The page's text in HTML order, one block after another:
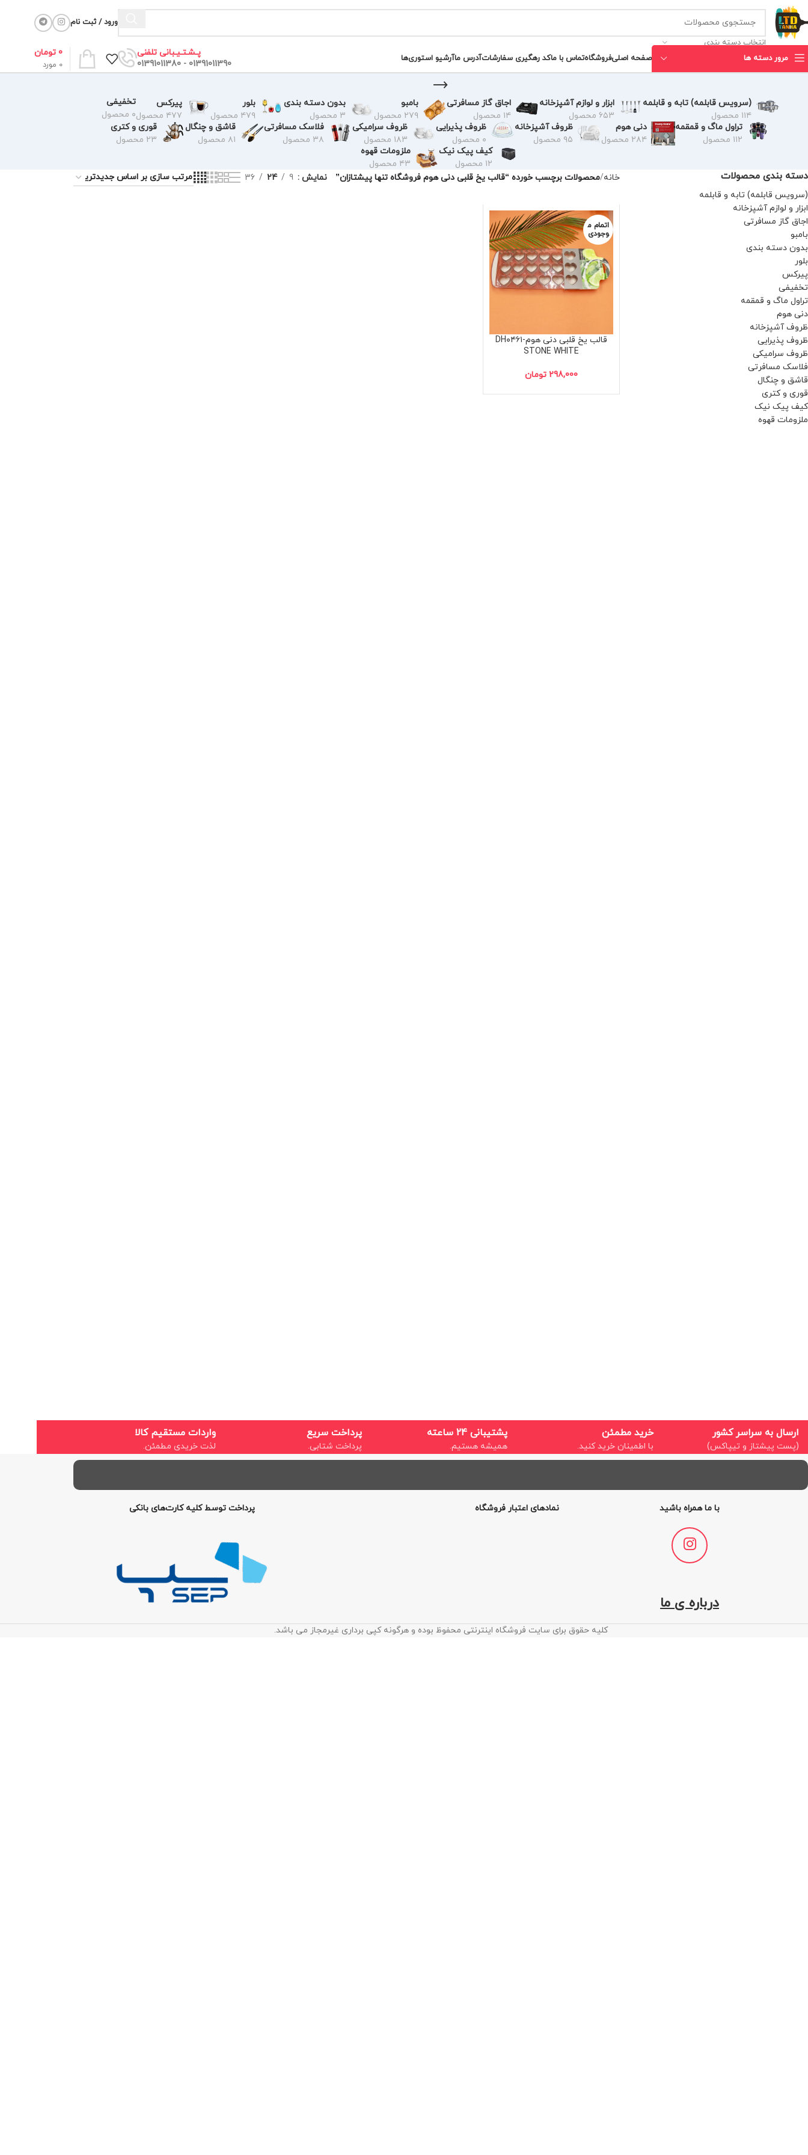
انتخاب دسته بندی
ورود / ثبت نام
مرور دسته ها صفحه اصلیفروشگاهتماس با ماکد رهگیری سفارشاتآدرس ماآرشیو استوری‌ها
پـشـتـیـبانی تلفنی
01391011390 - 01391011380
0 مورد
0 تومان
(سرویس قابلمه) تابه و قابلمه
۱۱۴ محصول
ابزار و لوازم آشپزخانه
۶۵۳ محصول
اجاق گاز مسافرتی
۱۴ محصول
بامبو
۲۷۹ محصول
بدون دسته بندی
۳ محصول
بلور
۴۷۹ محصول
پیرکس
۴۷۷ محصول
تخفیفی
۰ محصول
تراول ماگ و قمقمه
۱۱۲ محصول
دنی هوم
۲۸۴ محصول
ظروف آشپزخانه
۹۵ محصول
ظروف پذیرایی
۰ محصول
ظروف سرامیکی
۱۸۳ محصول
فلاسک مسافرتی
۳۸ محصول
قاشق و چنگال
۸۱ محصول
قوری و کتری
۲۳ محصول
کیف پیک نیک
۱۲ محصول
ملزومات قهوه
۴۳ محصول
دسته بندی محصولات
(سرویس قابلمه) تابه و قابلمه
ابزار و لوازم آشپزخانه
اجاق گاز مسافرتی
بامبو
بدون دسته بندی
بلور
پیرکس
تخفیفی
تراول ماگ و قمقمه
دنی هوم
ظروف آشپزخانه
ظروف پذیرایی
ظروف سرامیکی
فلاسک مسافرتی
قاشق و چنگال
قوری و کتری
کیف پیک نیک
ملزومات قهوه
خانه محصولات برچسب خورده “قالب یخ قلبی دنی هوم فروشگاه تنها پیشتازان” نمایش 9
24
36
اتمام م
وجودی
قالب یخ قلبی دنی هومDH۰۴۶۱-
STONE WHITE
298,000 تومان
ارسال به سراسر کشور
(پست پیشتاز و تیپاکس)
خرید مطمئن
با اطمینان خرید کنید.
پشتیبانی 24 ساعته
همیشه هستیم.
پرداخت سریع
پرداخت شتابی.
واردات مستقیم کالا
لذت خریدی مطمئن.
با ما همراه باشید
درباره ی ما
نمادهای اعتبار فروشگاه پرداخت توسط کلیه کارت‌های بانکی
کلیه حقوق برای سایت فروشگاه اینترنتی محفوظ بوده و هرگونه کپی برداری غیرمجاز می باشد.